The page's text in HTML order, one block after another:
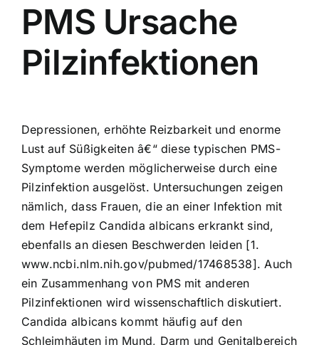
PMS Ursache
Pilzinfektionen
Depressionen, erhöhte Reizbarkeit und enorme
Lust auf Süßigkeiten â€“ diese typischen PMS-
Symptome werden möglicherweise durch eine
Pilzinfektion ausgelöst. Untersuchungen zeigen
nämlich, dass Frauen, die an einer Infektion mit
dem Hefepilz Candida albicans erkrankt sind,
ebenfalls an diesen Beschwerden leiden [1.
www.ncbi.nlm.nih.gov/pubmed/17468538]. Auch
ein Zusammenhang von PMS mit anderen
Pilzinfektionen wird wissenschaftlich diskutiert.
Candida albicans kommt häufig auf den
Schleimhäuten im Mund, Darm und Genitalbereich